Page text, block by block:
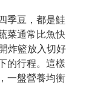
季豆，都是鮭
菜通常比魚快
炸籃放入切好
的行程。這樣
一盤營養均衡